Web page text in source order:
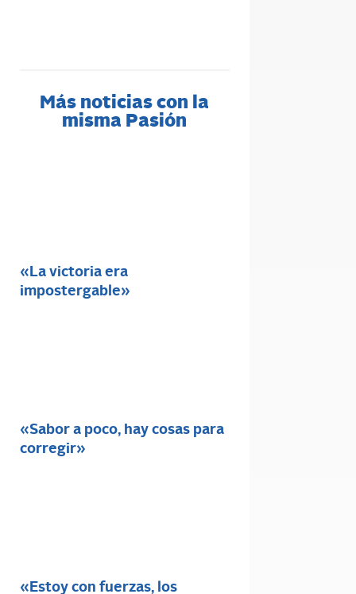
Más noticias con la
misma Pasión
«La victoria era
impostergable»
«Sabor a poco, hay cosas para
corregir»
«Estoy con fuerzas, los